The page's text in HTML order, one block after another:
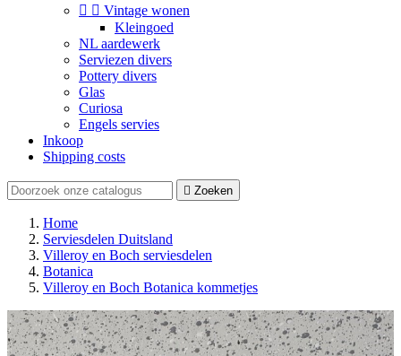
  Vintage wonen
Kleingoed
NL aardewerk
Serviezen divers
Pottery divers
Glas
Curiosa
Engels servies
Inkoop
Shipping costs
 Zoeken
Home
Serviesdelen Duitsland
Villeroy en Boch serviesdelen
Botanica
Villeroy en Boch Botanica kommetjes